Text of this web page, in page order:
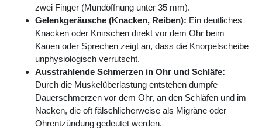
zwei Finger (Mundöffnung unter 35 mm).
Gelenkgeräusche (Knacken, Reiben): Ein deutliches
Knacken oder Knirschen direkt vor dem Ohr beim
Kauen oder Sprechen zeigt an, dass die Knorpelscheibe
unphysiologisch verrutscht.
Ausstrahlende Schmerzen in Ohr und Schläfe:
Durch die Muskelüberlastung entstehen dumpfe
Dauerschmerzen vor dem Ohr, an den Schläfen und im
Nacken, die oft fälschlicherweise als Migräne oder
Ohrentzündung gedeutet werden.